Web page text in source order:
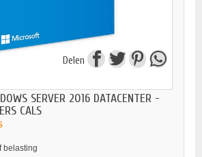
Delen
SERVER 2016 DATACENTER -
CALS
belasting